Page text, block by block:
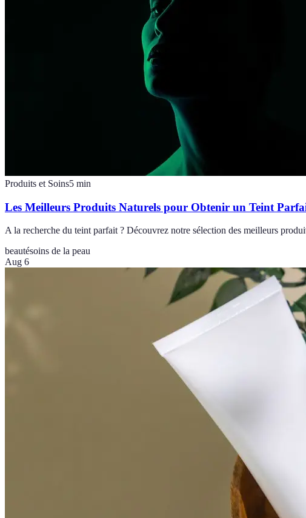
Produits et Soins5 min
Les Meilleurs Produits Naturels pour Obtenir un Teint
A la recherche du teint parfait ? Découvrez notre sélection des meilleurs
beautésoins de la peau
Aug 6